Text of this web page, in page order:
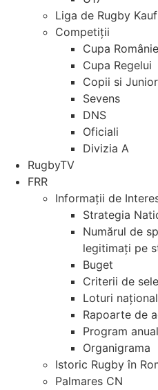
Liga de Rugby
Competiții
Cupa
Cupa Regelui
Copii si
Sevens
DNS
Oficiali
Divizia A
RugbyTV
FRR
Informații de
Strategia
Numărul de
legitimați pe
Buget
Criterii de
Loturi
Rapoarte de
Program
Organigrama
Istoric Rugby în
Palmares CN